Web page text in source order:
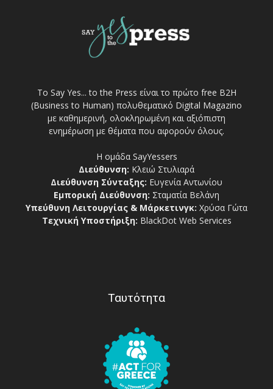
Το Say Yes... to the Press είναι το πρώτο free Β2Η
(Business to Human) πολυθεματικό Digital Magazino
με καθημερινή, ολοκληρωμένη και αξιόπιστη
ενημέρωση με θέματα που αφορούν όλους.
Η ομάδα SayYessers
Διεύθυνση: Κλειώ Στυλιαρά
Διεύθυνση Σύνταξης: Ευγενία Αντωνίου
Εμπορική Διεύθυνση: Σταματία Βελάνη
Υπεύθυνη Λειτουργίας & Μάρκετινγκ: Χρύσα Γώτα
Τεχνική Υποστήριξη: BlackDot Web Services
Ταυτότητα